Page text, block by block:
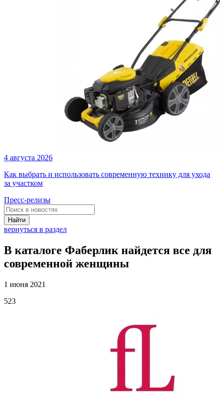
4 августа 2026
Как выбрать и использовать современную технику для ухода
за участком
Пресс-релизы
Найти
вернуться в раздел
В каталоге Фаберлик найдется все для
современной женщины
1 июня 2021
523